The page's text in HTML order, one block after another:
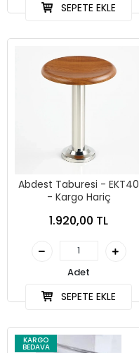
SEPETE EKLE
Abdest Taburesi - EKT40
- Kargo Hariç
1.920,00 TL
Adet
SEPETE EKLE
KARGO
BEDAVA